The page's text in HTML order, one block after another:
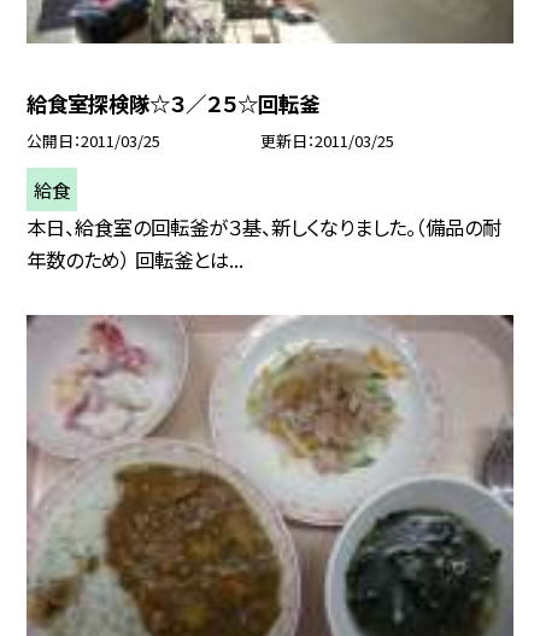
給食室探検隊☆３／２５☆回転釜
公開日 2011/03/25 更新日 2011/03/25
給食
本日、給食室の回転釜が３基、新しくなりました。（備品の耐
年数のため） 回転釜とは...